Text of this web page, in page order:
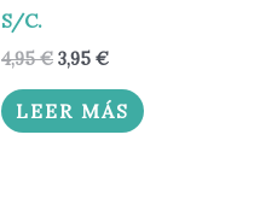
S/C.
4,95€ 3,95 €
LEER MÁS